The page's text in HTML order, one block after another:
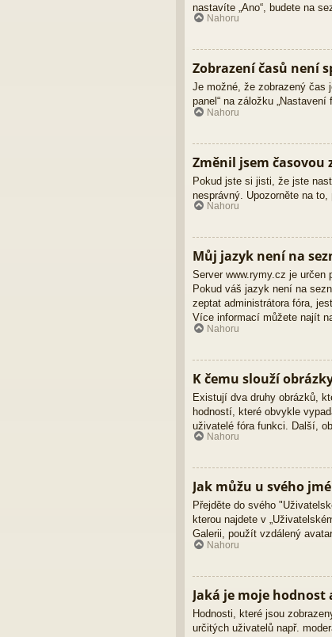
nastavíte „Ano“, budete na
Nahoru
Zobrazení časů není
Je možné, že zobrazený čas
panel“ na záložku
Nahoru
Změnil jsem časovou
Pokud jste si jisti, že jste
nesprávný. Upozorněte na
Nahoru
Můj jazyk není na
Server www.rymy.cz je určen
Pokud váš jazyk není na
zeptat administrátora fóra,
Více informací můžete najít
Nahoru
K čemu slouží
Existují dva druhy obrázků,
hodností, které obvykle
uživatelé fóra funkci. Další,
Nahoru
Jak můžu u svého
Přejděte do svého
kterou najdete v
Galerii, použít vzdálený
Nahoru
Jaká je moje
Hodnosti, které jsou
určitých uživatelů např.